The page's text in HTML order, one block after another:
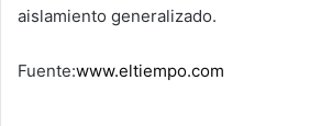
aislamiento generalizado.
Fuente:www.eltiempo.com